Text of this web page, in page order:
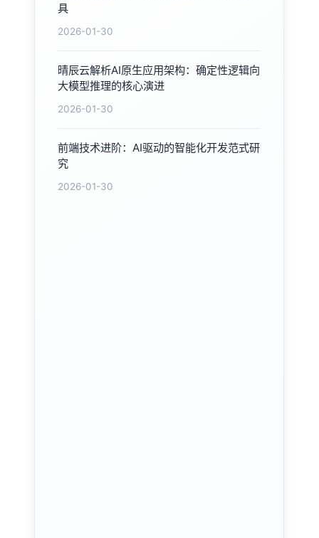
具
2026-01-30
晴辰云解析AI原生应用架构：确定性逻辑向
大模型推理的核心演进
2026-01-30
前端技术进阶：AI驱动的智能化开发范式研
究
2026-01-30